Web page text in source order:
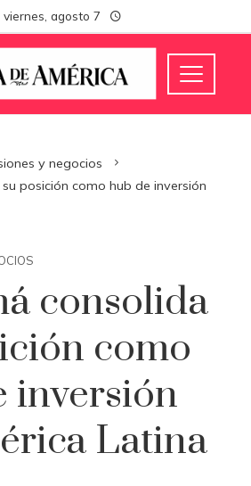
viernes, agosto 7
y negocios
posición como hub de inversión
consolida
como
inversión
Latina